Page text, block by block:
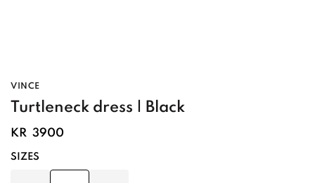
VINCE
Turtleneck dress | Black
KR 3900
SIZES